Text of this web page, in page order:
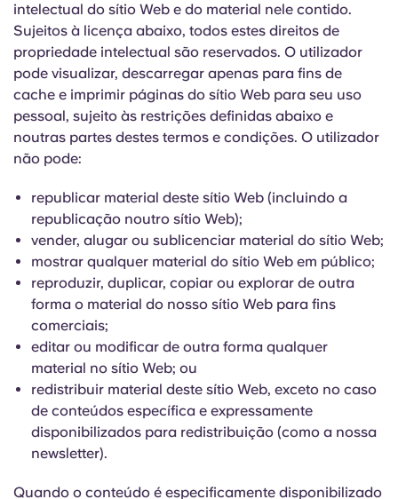
Chinese
Español
Català
Italian
French
Selecione uma residência
Iniciar sessão
intelectual do sítio Web e do material nele contido.
Sujeitos à licença abaixo, todos estes direitos de
propriedade intelectual são reservados. O utilizador
pode visualizar, descarregar apenas para fins de
cache e imprimir páginas do sítio Web para seu uso
pessoal, sujeito às restrições definidas abaixo e
noutras partes destes termos e condições. O utilizador
não pode:
republicar material deste sítio Web (incluindo a
republicação noutro sítio Web);
vender, alugar ou sublicenciar material do sítio Web;
mostrar qualquer material do sítio Web em público;
reproduzir, duplicar, copiar ou explorar de outra
forma o material do nosso sítio Web para fins
comerciais;
editar ou modificar de outra forma qualquer
material no sítio Web; ou
redistribuir material deste sítio Web, exceto no caso
de conteúdos específica e expressamente
disponibilizados para redistribuição (como a nossa
newsletter).
Quando o conteúdo é especificamente disponibilizado